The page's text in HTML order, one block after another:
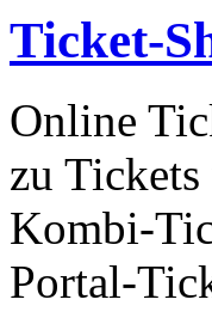
Ticket-
Online
zu
Kombi-
Portal-